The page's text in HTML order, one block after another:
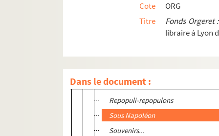
Cote
ORG
Titre
Fonds Orgeret
libraire à Lyon
Dans le document :
Madame, comédie-opérette en 3
Marche donc
Polka des conducteurs
Première passion
Repopuli-repopulons
Sous Napoléon
Souvenirs...